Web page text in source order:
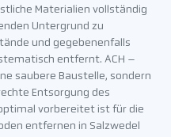
Materialien vollständig
Untergrund zu
und gegebenenfalls
entfernt. ACH –
saubere Baustelle, sondern
Entsorgung des
vorbereitet ist für die
entfernen in Salzwedel